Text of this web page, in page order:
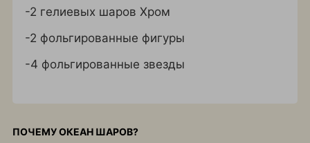
-2 гелиевых шаров Хром
-2 фольгированные фигуры
-4 фольгированные звезды
ПОЧЕМУ ОКЕАН ШАРОВ?